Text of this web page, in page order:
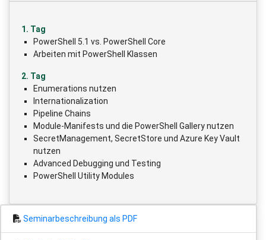
1. Tag
PowerShell 5.1 vs. PowerShell Core
Arbeiten mit PowerShell Klassen
2. Tag
Enumerations nutzen
Internationalization
Pipeline Chains
Module-Manifests und die PowerShell Gallery nutzen
SecretManagement, SecretStore und Azure Key Vault
nutzen
Advanced Debugging und Testing
PowerShell Utility Modules
Seminarbeschreibung als PDF